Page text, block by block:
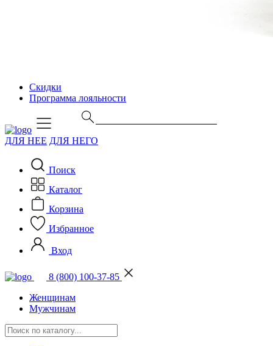
Скидки
Программа лояльности
ДЛЯ НЕЕ ДЛЯ НЕГО
Поиск
Каталог
Корзина
Избранное
Вход
8 (800) 100-37-85
Женщинам
Мужчинам